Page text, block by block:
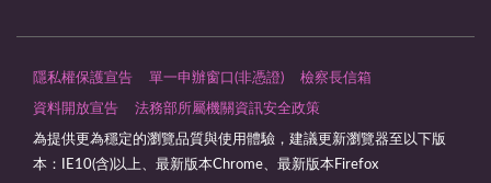
隱私權保護宣告 單一申辦窗口(非憑證) 檢察長信箱
資料開放宣告 法務部所屬機關資訊安全政策
為提供更為穩定的瀏覽品質與使用體驗，建議更新瀏覽器至以下版
本：IE10(含)以上、最新版本Chrome、最新版本Firefox